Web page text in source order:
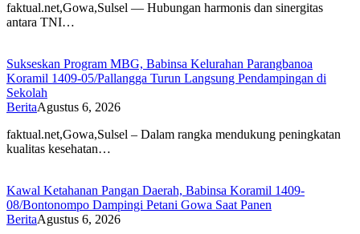
faktual.net,Gowa,Sulsel — Hubungan harmonis dan sinergitas
antara TNI…
Sukseskan Program MBG, Babinsa Kelurahan Parangbanoa
Koramil 1409-05/Pallangga Turun Langsung Pendampingan di
Sekolah
BeritaAgustus 6, 2026
faktual.net,Gowa,Sulsel – Dalam rangka mendukung peningkatan
kualitas kesehatan…
Kawal Ketahanan Pangan Daerah, Babinsa Koramil 1409-
08/Bontonompo Dampingi Petani Gowa Saat Panen
BeritaAgustus 6, 2026